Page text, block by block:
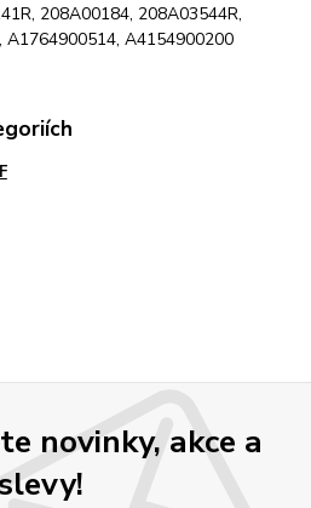
208A00184, 208A03544R,
A4154900200
novinky, akce a